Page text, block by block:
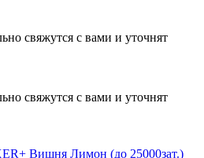
свяжутся с вами и уточнят
свяжутся с вами и уточнят